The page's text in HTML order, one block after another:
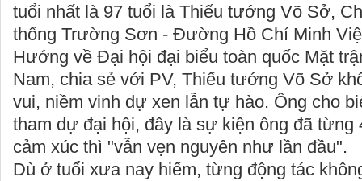
tuổi nhất là 97 tuổi là Thiếu tướng Võ Sở,
thống Trường Sơn - Đường Hồ Chí Minh
Hướng về Đại hội đại biểu toàn quốc Mặt
Nam, chia sẻ với PV, Thiếu tướng Võ Sở
vui, niềm vinh dự xen lẫn tự hào. Ông cho
tham dự đại hội, đây là sự kiện ông đã từng
cảm xúc thì "vẫn vẹn nguyên như lần đầu".
Dù ở tuổi xưa nay hiếm, từng động tác